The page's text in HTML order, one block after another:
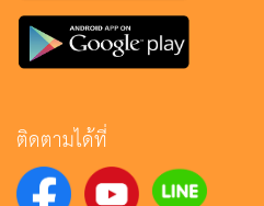
ติดตามได้ที่